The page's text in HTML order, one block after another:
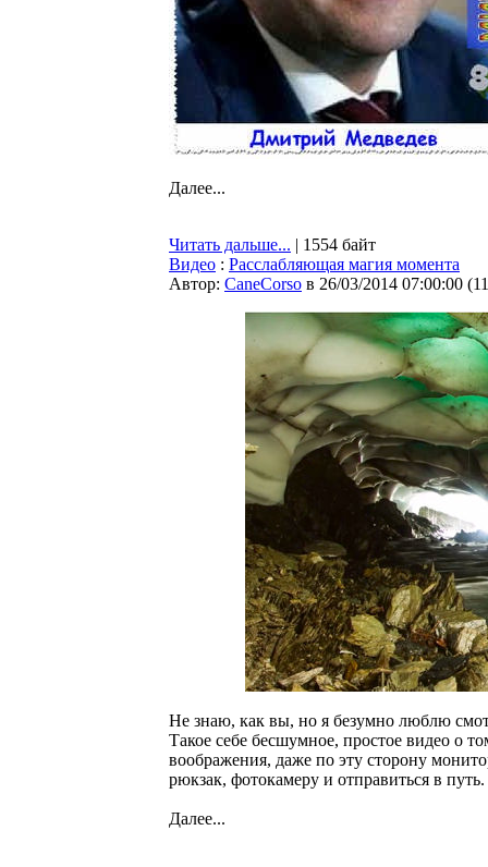
Далее...
Читать дальше... | 1554 байт
Видео : Расслабляющая магия момента
Автор: CaneCorso в 26/03/2014 07:00:00 (
Не знаю, как вы, но я безумно люблю
Такое себе бесшумное, простое видео о
воображения, даже по эту сторону
рюкзак, фотокамеру и отправиться в путь.
Далее...